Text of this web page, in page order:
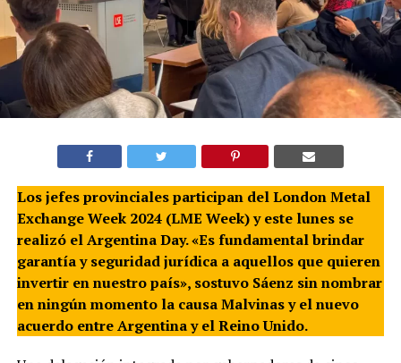
Los jefes provinciales participan del London Metal
Exchange Week 2024 (LME Week) y este lunes se
realizó el Argentina Day. «Es fundamental brindar
garantía y seguridad jurídica a aquellos que quieren
invertir en nuestro país», sostuvo Sáenz sin nombrar
en ningún momento la causa Malvinas y el nuevo
acuerdo entre Argentina y el Reino Unido.